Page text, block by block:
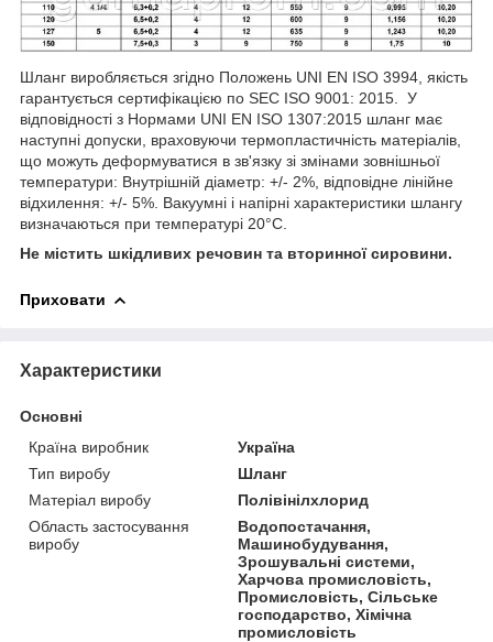
Шланг виробляється згідно Положень UNI EN ISO 3994, якість
гарантується сертифікацією по SEC ISO 9001: 2015. У
відповідності з Нормами UNI EN ISO 1307:2015 шланг має
наступні допуски, враховуючи термопластичність матеріалів,
що можуть деформуватися в зв'язку зі змінами зовнішньої
температури: Внутрішній діаметр: +/- 2%, відповідне лінійне
відхилення: +/- 5%. Вакуумні і напірні характеристики шлангу
визначаються при температурі 20°C.
Не містить шкідливих речовин та вторинної сировини.
Приховати
Характеристики
Основні
Країна виробник
Україна
Тип виробу
Шланг
Матеріал виробу
Полівінілхлорид
Область застосування
виробу
Водопостачання,
Машинобудування,
Зрошувальні системи,
Харчова промисловість,
Промисловість, Сільське
господарство, Хімічна
промисловість